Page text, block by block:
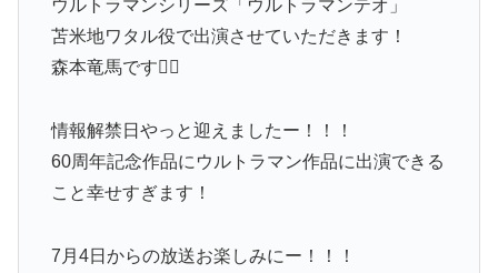
ウルトラマンシリーズ「ウルトラマンテオ」
苫米地ワタル役で出演させていただきます！
森本竜馬です🏋️‍♂️
情報解禁日やっと迎えましたー！！！
60周年記念作品にウルトラマン作品に出演できる
こと幸せすぎます！
7月4日からの放送お楽しみにー！！！